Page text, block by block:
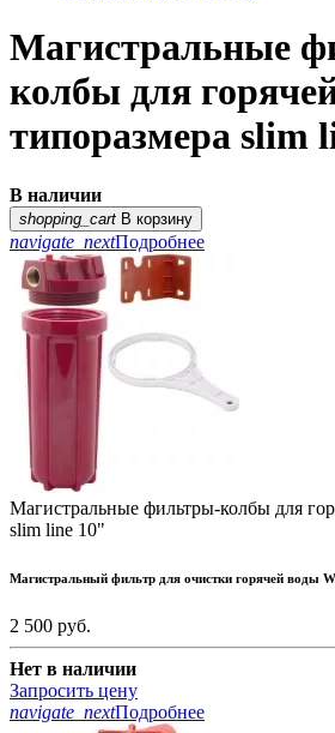
Магистральные
колбы для
типоразмера slim
В наличии
shopping_cart В корзину
navigate_nextПодробнее
Магистральные фильтры-колбы для
slim line 10"
Магистральный фильтр для очистки горячей воды
2 500 руб.
Нет в наличии
Запросить цену
navigate_nextПодробнее